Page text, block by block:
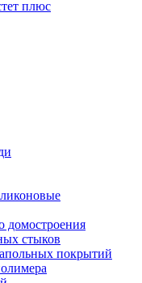
плюс
домостроения
стыков
покрытий